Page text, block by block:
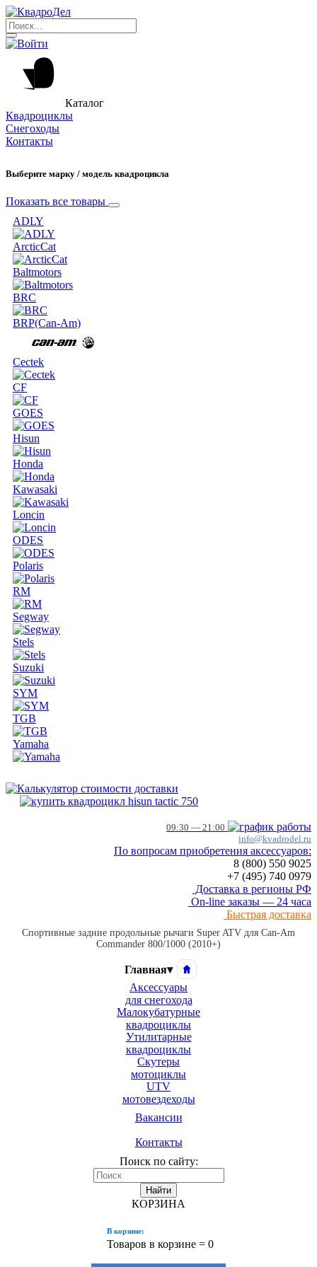
Каталог
Квадроциклы
Снегоходы
Контакты
Выберите марку / модель квадроцикла
Показать все товары
ADLY
ArcticCat
Baltmotors
BRC
BRP(Can-Am)
Cectek
CF
GOES
Hisun
Honda
Kawasaki
Loncin
ODES
Polaris
RM
Segway
Stels
Suzuki
SYM
TGB
Yamaha
09:30 — 21:00
info@kvadrodel.ru
По вопросам приобретения аксессуаров:
8 (800) 550 9025
+7 (495) 740 0979
Доставка в регионы РФ
On-line заказы — 24 часа
Быстрая доставка
Спортивные задние продольные рычаги Super ATV для Can-Am
Commander 800/1000 (2010+)
Главная▾
Аксессуары
для снегохода
Малокубатурные
квадроциклы
Утилитарные
квадроциклы
Скутеры
мотоциклы
UTV
мотовездеходы
Вакансии
Контакты
Поиск по сайту:
Найти
КОРЗИНА
В корзине:
Товаров в корзине = 0